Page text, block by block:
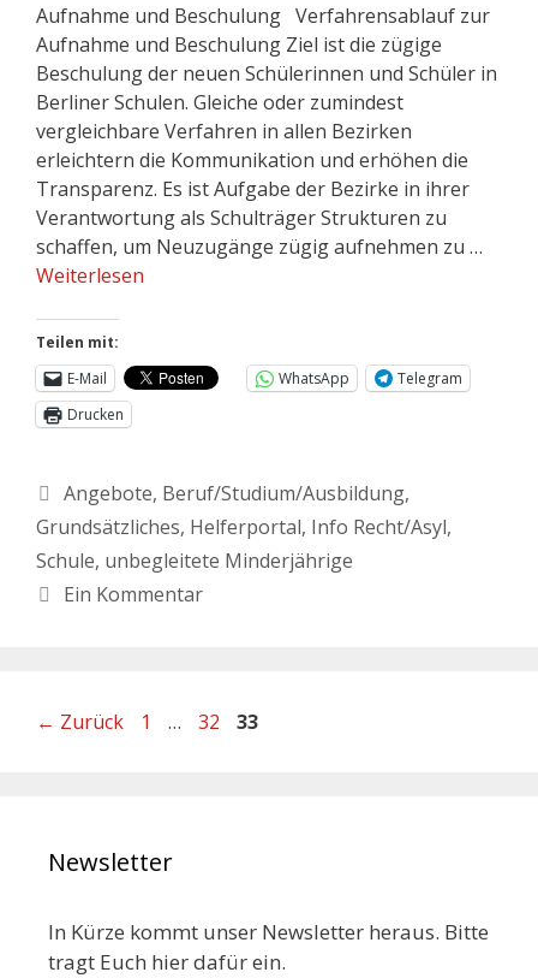
Aufnahme und Beschulung Verfahrensablauf zur
Aufnahme und Beschulung Ziel ist die zügige
Beschulung der neuen Schülerinnen und Schüler in
Berliner Schulen. Gleiche oder zumindest
vergleichbare Verfahren in allen Bezirken
erleichtern die Kommunikation und erhöhen die
Transparenz. Es ist Aufgabe der Bezirke in ihrer
Verantwortung als Schulträger Strukturen zu
schaffen, um Neuzugänge zügig aufnehmen zu …
Weiterlesen
Teilen mit:
E-Mail
WhatsApp
Telegram
Drucken
Angebote, Beruf/Studium/Ausbildung,
Grundsätzliches, Helferportal, Info Recht/Asyl,
Schule, unbegleitete Minderjährige
Ein Kommentar
← Zurück 1 … 32 33
Newsletter
In Kürze kommt unser Newsletter heraus. Bitte
tragt Euch hier dafür ein.